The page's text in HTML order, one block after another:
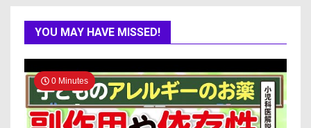
YOU MAY HAVE MISSED!
0 Minutes